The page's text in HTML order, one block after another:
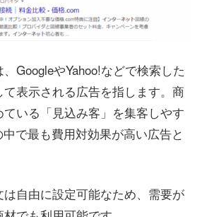
GoogleやYahoo!などで検索した
表示される広告を指します。商
いる「見込み客」を集客しやす
で最も費用対効果が高い広告と
自由に設定可能なため、需要が